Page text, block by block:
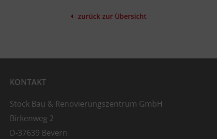
zurück zur Übersicht
KONTAKT
Stock Bau & Renovierungszentrum GmbH
Birkenweg 2
D-37639 Bevern